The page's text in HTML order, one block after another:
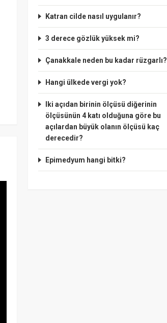
Katran cilde nasıl uygulanır?
3 derece gözlük yüksek mi?
Çanakkale neden bu kadar rüzgarlı?
Hangi ülkede vergi yok?
Iki açıdan birinin ölçüsü diğerinin
ölçüsünün 4 katı olduğuna göre bu
açılardan büyük olanın ölçüsü kaç
derecedir?
Epimedyum hangi bitki?